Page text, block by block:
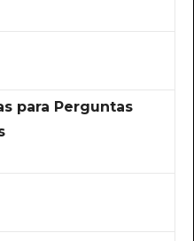
para Perguntas